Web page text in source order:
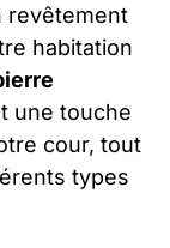
revêtement
habitation
une touche
cour, tout
types